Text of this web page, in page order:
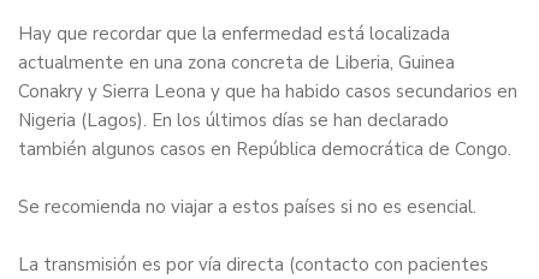
Hay que recordar que la enfermedad está localizada
actualmente en una zona concreta de Liberia, Guinea
Conakry y Sierra Leona y que ha habido casos secundarios en
Nigeria (Lagos). En los últimos días se han declarado
también algunos casos en República democrática de Congo.
Se recomienda no viajar a estos países si no es esencial.
La transmisión es por vía directa (contacto con pacientes